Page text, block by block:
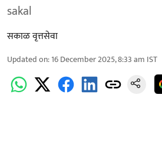
sakal
सकाळ वृत्तसेवा
Updated on:16 December 2025, 8:33 am IST